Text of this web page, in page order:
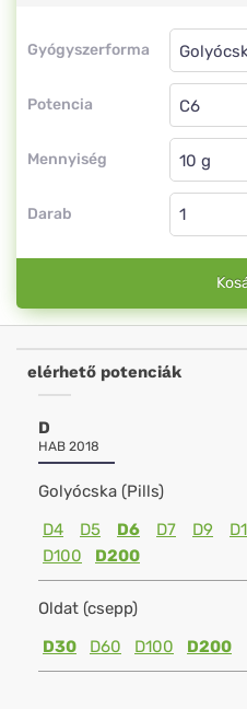
Gyógyszerforma
Potencia
Golyócska
C6
Mennyiség
Golyócska
Darab
elérhető potenciák
D
HAB 2018
Golyócska (Pills)
D4
D5 D6 D7 D9
D100
D200
Oldat (csepp)
D30
D60 D100 D200